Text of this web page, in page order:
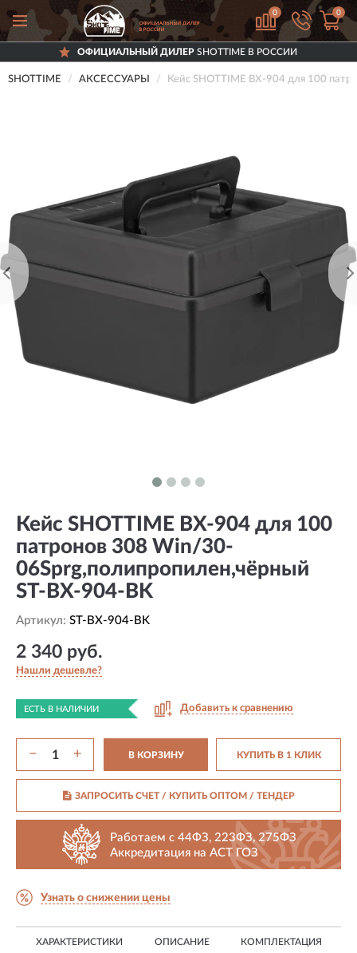
0 0
ОФИЦИАЛЬНЫЙ ДИЛЕРSHOTTIME В РОССИИ
SHOTTIME АКСЕССУАРЫ Кейс SHOTTIME BX-904 для 100
Кейс SHOTTIME BX-904 для 100
патронов 308 Win/30-
06Sprg,полипропилен,чёрный
ST-BX-904-BK
Артикул: ST-BX-904-BK
2 340 руб.
Нашли дешевле?
ЕСТЬ В НАЛИЧИИ Добавить к сравнению
− + В КОРЗИНУ КУПИТЬ В 1 КЛИК
ЗАПРОСИТЬ СЧЕТ / КУПИТЬ ОПТОМ/ ТЕНДЕР
Работаем с 44ФЗ, 223ФЗ, 275ФЗ
Аккредитация на АСТ ГОЗ
Узнать о снижении цены
ХАРАКТЕРИСТИКИ ОПИСАНИЕ КОМПЛЕКТАЦИЯ